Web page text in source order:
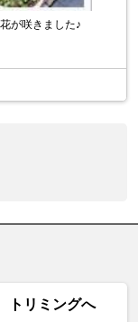
が咲きました♪
トリミングへ